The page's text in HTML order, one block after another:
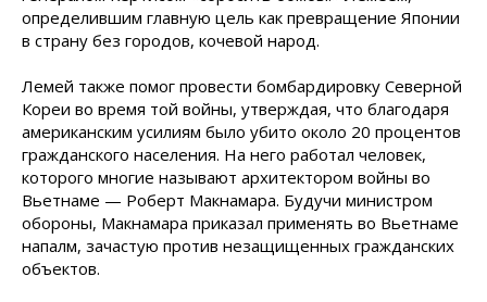
определившим главную цель как превращение Японии
в страну без городов, кочевой народ.
Лемей также помог провести бомбардировку Северной
Кореи во время той войны, утверждая, что благодаря
американским усилиям было убито около 20 процентов
гражданского населения. На него работал человек,
которого многие называют архитектором войны во
Вьетнаме — Роберт Макнамара. Будучи министром
обороны, Макнамара приказал применять во Вьетнаме
напалм, зачастую против незащищенных гражданских
объектов.